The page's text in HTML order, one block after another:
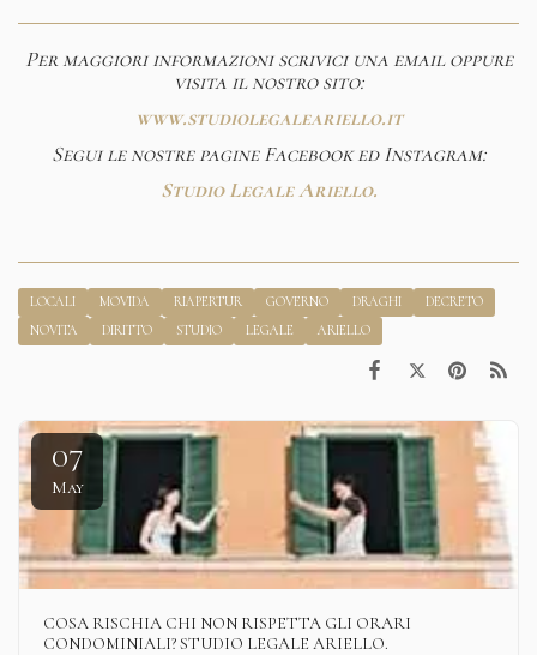
Per maggiori informazioni scrivici una email oppure
visita il nostro sito:
www.studiolegaleariello.it
Segui le nostre pagine Facebook ed Instagram:
Studio Legale Ariello.
LOCALI MOVIDA RIAPERTUR GOVERNO DRAGHI
DECRETO
NOVITA
DIRITTO STUDIO LEGALE ARIELLO
07
May
COSA RISCHIA CHI NON RISPETTA GLI ORARI
CONDOMINIALI? STUDIO LEGALE ARIELLO.